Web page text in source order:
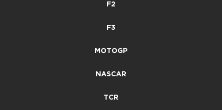
F2
F3
MOTOGP
NASCAR
TCR